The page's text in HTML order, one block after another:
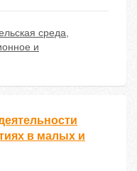
среда,
и
в малых и